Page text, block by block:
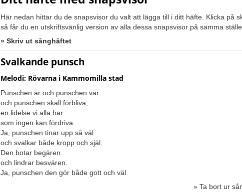
Här nedan hittar du de snapsvisor du valt att lägga till i ditt häfte. Klicka på
så får du en utskriftsvänlig version av alla dessa snapsvisor på samma
» Skriv ut sånghäftet
Svalkande punsch
Melodi: Rövarna i Kammomilla stad
Punschen är och punschen var
och punschen skall förbliva,
en lidelse vi alla har
som ingen kan fördriva.
Ja, punschen tinar upp så väl
och svalkar både kropp och själ.
Den botar begären
och lindrar besvären.
Ja, punschen den gör både gott och väl.
» Ta bort ur